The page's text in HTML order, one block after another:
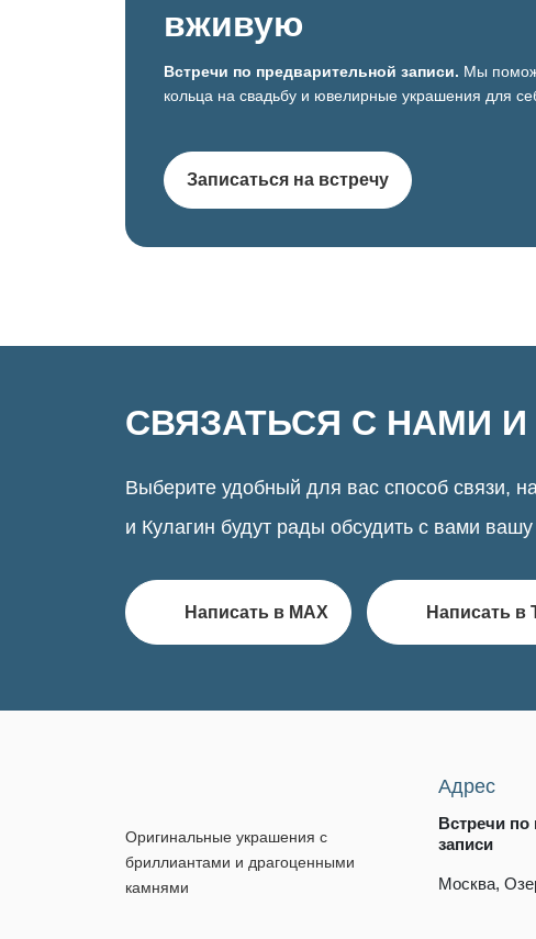
вживую
Встречи по предварительной записи. Мы
кольца на свадьбу и ювелирные украшения для
Записаться на встречу
СВЯЗАТЬСЯ С НАМИ
Выберите удобный для вас способ связи,
и Кулагин будут рады обсудить с вами
Написать в MAX Написать в
Оригинальные украшения с
бриллиантами и драгоценными
камнями
Адрес
Встречи по
записи
Москва,